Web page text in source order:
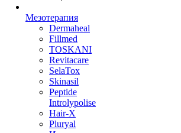
Мезотерапия
Dermaheal
Fillmed
TOSKANI
Revitacare
SelaTox
Skinasil
Peptide
Introlypolise
Hair-X
Pluryal